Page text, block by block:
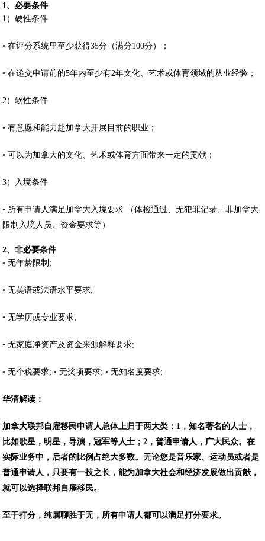
1、必要条件
1）硬性条件
• 在评分系统里至少获得35分（满分100分）；
• 在递交申请前的5年内至少有2年文化、艺术或体育领域的从业经验；
2）软性条件
• 有意愿和能力赴加拿大开展目前的职业；
• 可以为加拿大的文化、艺术或体育方面带来一定的贡献；
3）入境条件
• 所有申请人满足加拿大入境要求 （体检通过、无犯罪记录、非加拿大
限制入境人员、资金要求等）
2、非必要条件
• 无年龄限制;
• 无英语或法语水平要求;
• 无学历或专业要求;
• 无家庭净资产及资金来源解释要求;
• 无个税要求; • 无奖项要求; • 无知名度要求;
华清解读：
加拿大联邦自雇移民申请人总体上归于两大类：1，知名著名的人士，
比如歌星，明星，导演，冠军等人士；2，普通申请人，广大民众。在
实际业务中，后者的比例占绝大多数。无论您是音乐家、运动员或者是
普通申请人，只要有一技之长，能为加拿大社会和经济发展做出贡献，
就可以选择联邦自雇移民。
至于打分，纯属聊胜于无，所有申请人都可以满足打分要求。